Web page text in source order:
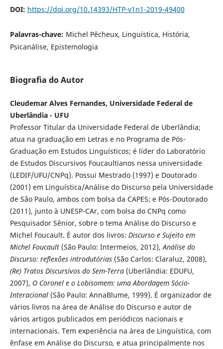
DOI: https://doi.org/10.14393/HTP-v1n1-2019-49400
Palavras-chave: Michel Pêcheux, Linguística, História,
Psicanálise, Epistemologia
Biografia do Autor
Cleudemar Alves Fernandes, Universidade Federal de
Uberlândia - UFU
Professor Titular da Universidade Federal de Uberlândia;
atua na graduação em Letras e no Programa de Pós-
Graduação em Estudos Linguísticos; é líder do Laboratório
de Estudos Discursivos Foucaultianos nessa universidade
(LEDIF/UFU/CNPq). Possui Mestrado (1997) e Doutorado
(2001) em Linguística/Análise do Discurso pela Universidade
de São Paulo, ambos com bolsa da CAPES; e Pós-Doutorado
(2011), junto à UNESP-CAr, com bolsa do CNPq como
Pesquisador Sênior, sobre o tema Análise do Discurso e
Michel Foucault. É autor dos livros: Discurso e Sujeito em
Michel Foucault(São Paulo: Intermeios, 2012), Análise do
Discurso: reflexões introdutórias(São Carlos: Claraluz, 2008),
(Re) Tratos Discursivos do Sem-Terra (Uberlândia: EDUFU,
2007), O Coronel e o Lobisomem: uma Abordagem Sócio-
Interacional(São Paulo: AnnaBlume, 1999). É organizador de
vários livros na área de Análise do Discurso e autor de
vários artigos publicados em periódicos nacionais e
internacionais. Tem experiência na área de Linguística, com
ênfase em Análise do Discurso, e atua principalmente nos